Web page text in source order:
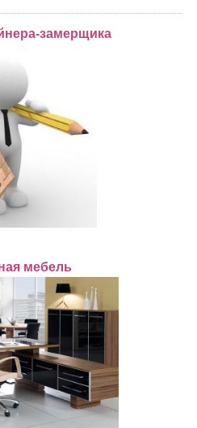
замерщика
мебель